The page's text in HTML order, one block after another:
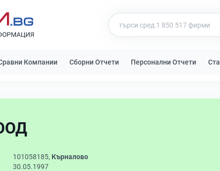
Компании Сборни Отчети Персонални Отчети
101058185, Кърналово
30.05.1997